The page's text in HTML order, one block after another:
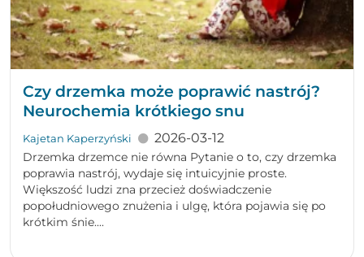
Czy drzemka może poprawić nastrój?
Neurochemia krótkiego snu
Kajetan Kaperzyński 2026-03-12
Drzemka drzemce nie równa Pytanie o to, czy drzemka
poprawia nastrój, wydaje się intuicyjnie proste.
Większość ludzi zna przecież doświadczenie
popołudniowego znużenia i ulgę, która pojawia się po
krótkim śnie....